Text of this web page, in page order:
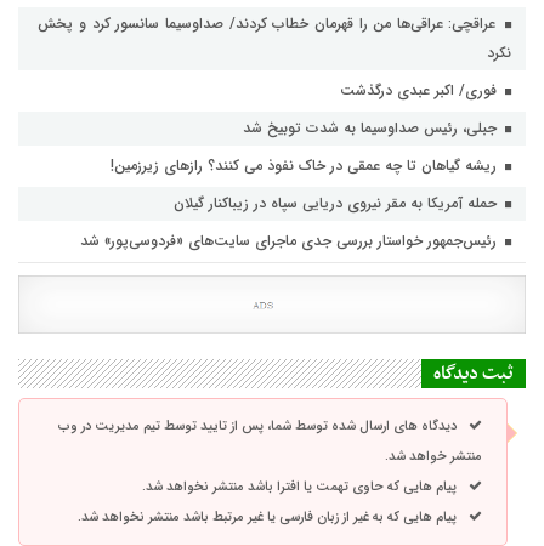
عراقچی: عراقی‌ها من را قهرمان خطاب کردند/ صداوسیما سانسور کرد و پخش
نکرد
فوری/ اکبر عبدی درگذشت
جبلی، رئیس صداوسیما به شدت توبیخ شد
ریشه گیاهان تا چه عمقی در خاک نفوذ می کنند؟ رازهای زیرزمین!
حمله آمریکا به مقر نیروی دریایی سپاه در زیباکنار گیلان
رئیس‌جمهور خواستار بررسی جدی ماجرای سایت‌های «فردوسی‌پور» شد
ثبت دیدگاه
دیدگاه های ارسال شده توسط شما، پس از تایید توسط تیم مدیریت در وب
منتشر خواهد شد.
پیام هایی که حاوی تهمت یا افترا باشد منتشر نخواهد شد.
پیام هایی که به غیر از زبان فارسی یا غیر مرتبط باشد منتشر نخواهد شد.